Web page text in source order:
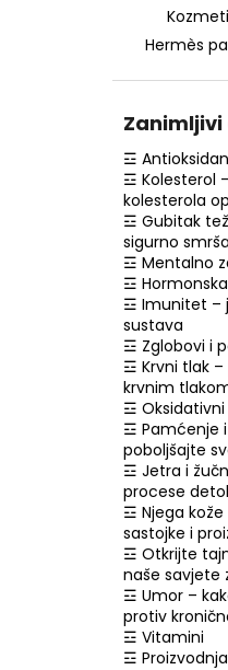
Hermès
Zanimljivi
☲
☲ Kolesterol
kolesterola
☲ Gubitak
sigurno
☲ Mentalno
☲
☲ Imunitet –
sustava
☲ Zglobovi i
☲ Krvni tlak
krvnim
☲ Oksidativni
☲ Pamćenje
poboljšajte
☲ Jetra i
procese
☲ Njega
sastojke i
☲ Otkrijte
naše savjete
☲ Umor –
protiv
☲ Vitamini
☲